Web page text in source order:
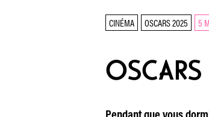
CINÉMA OSCARS 2025 5